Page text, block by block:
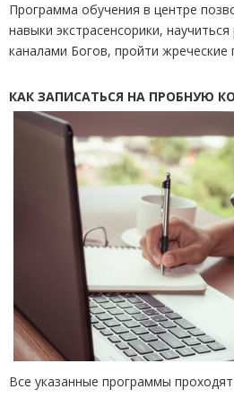
Программа обучения в центре
навыки экстрасенсорики,
каналами Богов, пройти жреческие
КАК ЗАПИСАТЬСЯ НА ПРОБНУЮ
Все указанные программы